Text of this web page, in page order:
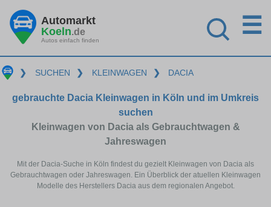
Automarkt
Koeln.de
Autos einfach finden
☰
❯ SUCHEN ❯ KLEINWAGEN ❯ DACIA
gebrauchte Dacia Kleinwagen in Köln und im Umkreis
suchen
Kleinwagen von Dacia als Gebrauchtwagen &
Jahreswagen
Mit der Dacia-Suche in Köln findest du gezielt Kleinwagen von Dacia als
Gebrauchtwagen oder Jahreswagen. Ein Überblick der atuellen Kleinwagen
Modelle des Herstellers Dacia aus dem regionalen Angebot.